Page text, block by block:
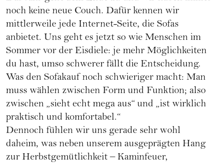
noch keine neue Couch. Dafür kennen wir
mittlerweile jede Internet-Seite, die Sofas
anbietet. Uns geht es jetzt so wie Menschen im
Sommer vor der Eisdiele: je mehr Möglichkeiten
du hast, umso schwerer fällt die Entscheidung.
Was den Sofakauf noch schwieriger macht: Man
muss wählen zwischen Form und Funktion; also
zwischen „sieht echt mega aus“ und „ist wirklich
praktisch und komfortabel.“
Dennoch fühlen wir uns gerade sehr wohl
daheim, was neben unserem ausgeprägten Hang
zur Herbstgemütlichkeit – Kaminfeuer,